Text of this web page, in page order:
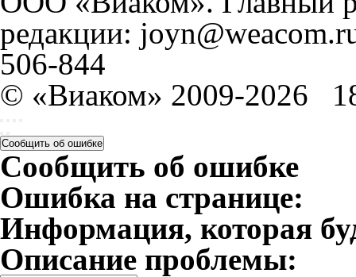
редакции:
506-844
© «Виаком» 2009-2026
Сообщить об ошибке
Сообщить об ошибке
Ошибка на странице:
Информация, которая
Описание проблемы: